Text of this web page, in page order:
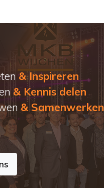
& Inspireren
& Kennis delen
& Samenwerken